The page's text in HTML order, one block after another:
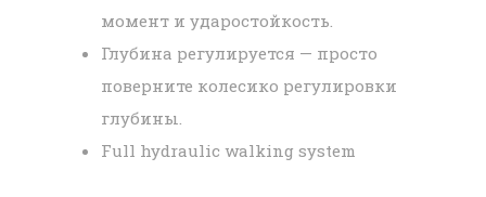
момент и ударостойкость.
Глубина регулируется — просто
поверните колесико регулировки
глубины.
Full hydraulic walking system